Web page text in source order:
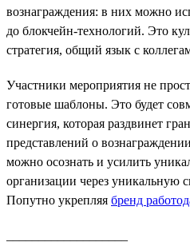
вознаграждения: в них можно
до блокчейн-технологий. Это
стратегия, общий язык с
Участники мероприятия не
готовые шаблоны. Это будет
синергия, которая раздвинет
представлений о
можно осознать и усилить
организации через уникальную
Попутно укрепляя бренд